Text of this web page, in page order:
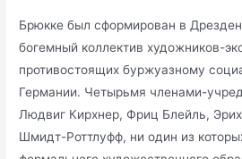
Брюкке был сформирован в
богемный коллектив художников-
противостоящих буржуазному
Германии. Четырьмя членами-
Людвиг Кирхнер, Фриц Блейль,
Шмидт-Роттлуфф, ни один из